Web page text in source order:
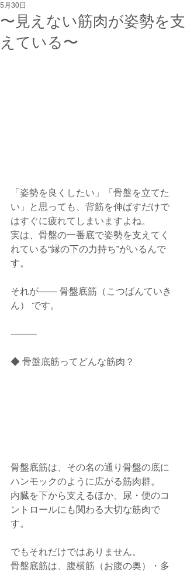
〜見えない筋肉が姿勢を支
えている〜
5月30日
「姿勢を良くしたい」「骨盤を立てた
い」と思っても、背筋を伸ばすだけで
はすぐに疲れてしまいますよね。
実は、骨盤の一番底で姿勢を支えてく
れている“縁の下の力持ち”がいるんで
す。
それが―― 骨盤底筋（こつばんていき
ん） です。
⸻
◆ 骨盤底筋ってどんな筋肉？
骨盤底筋は、その名の通り骨盤の底に
ハンモックのように広がる筋肉群。
内臓を下から支えるほか、尿・便のコ
ントロールにも関わる大切な筋肉で
す。
でもそれだけではありません。
骨盤底筋は、腹横筋（お腹の奥）・多